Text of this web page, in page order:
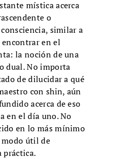
mística acerca
o
similar a
encontrar en el
la noción de una
dual. No importa
de dilucidar a qué
con shin, aún
acerca de eso
en el día uno. No
en lo más mínimo
modo útil de
práctica.